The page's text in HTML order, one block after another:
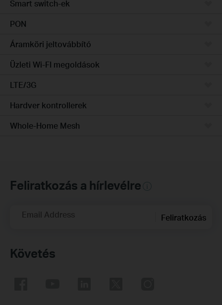
Smart switch-ek
PON
Áramköri jeltovábbító
Üzleti Wi-FI megoldások
LTE/3G
Hardver kontrollerek
Whole-Home Mesh
Feliratkozás a hírlevélre
Email Address Feliratkozás
Követés